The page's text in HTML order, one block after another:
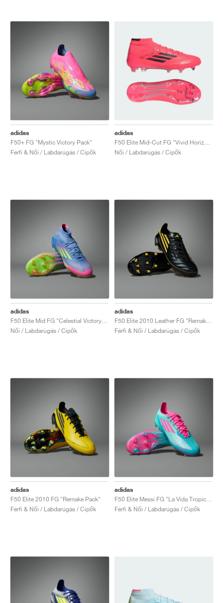
adidas
F50+ FG "Mystic Victory Pack"
Férfi & Női / Labdarúgás / Cipők
adidas
Női / Labdarúgás / Cipők
adidas
Női / Labdarúgás / Cipők
adidas
Férfi & Női / Labdarúgás / Cipők
adidas
F50 Elite 2010 FG "Remake Pack"
Férfi & Női / Labdarúgás / Cipők
adidas
Férfi & Női / Labdarúgás / Cipők